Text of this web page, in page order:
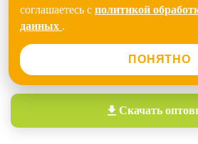
соглашаетесь с политикой
данных .
ПОНЯТНО
Скачать